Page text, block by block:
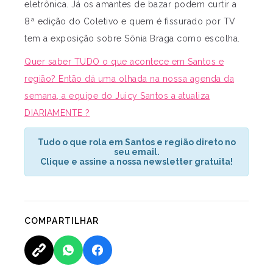
eletrônica. Já os amantes de bazar podem curtir a
8ª edição do Coletivo e quem é fissurado por TV
tem a exposição sobre Sônia Braga como escolha.
Quer saber TUDO o que acontece em Santos e
região? Então dá uma olhada na nossa agenda da
semana, a equipe do Juicy Santos a atualiza
DIARIAMENTE ?
Tudo o que rola em Santos e região direto no
seu email.
Clique e assine a nossa newsletter gratuita!
COMPARTILHAR